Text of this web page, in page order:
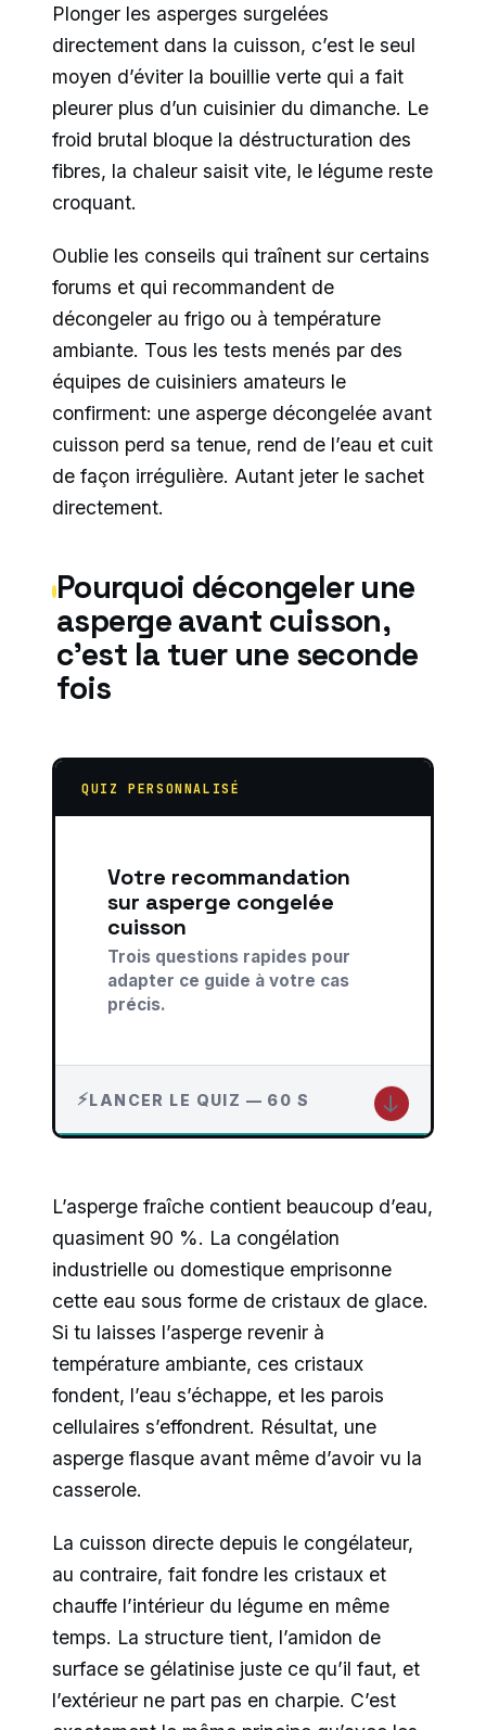
Plonger les asperges surgelées
directement dans la cuisson, c’est le seul
moyen d’éviter la bouillie verte qui a fait
pleurer plus d’un cuisinier du dimanche. Le
froid brutal bloque la déstructuration des
fibres, la chaleur saisit vite, le légume reste
croquant.
Oublie les conseils qui traînent sur certains
forums et qui recommandent de
décongeler au frigo ou à température
ambiante. Tous les tests menés par des
équipes de cuisiniers amateurs le
confirment: une asperge décongelée avant
cuisson perd sa tenue, rend de l’eau et cuit
de façon irrégulière. Autant jeter le sachet
directement.
Pourquoi décongeler une
asperge avant cuisson,
c’est la tuer une seconde
fois
QUIZ PERSONNALISÉ
Votre recommandation
sur asperge congelée
cuisson
Trois questions rapides pour
adapter ce guide à votre cas
précis.
LANCER LE QUIZ — 60 S ↓
L’asperge fraîche contient beaucoup d’eau,
quasiment 90 %. La congélation
industrielle ou domestique emprisonne
cette eau sous forme de cristaux de glace.
Si tu laisses l’asperge revenir à
température ambiante, ces cristaux
fondent, l’eau s’échappe, et les parois
cellulaires s’effondrent. Résultat, une
asperge flasque avant même d’avoir vu la
casserole.
La cuisson directe depuis le congélateur,
au contraire, fait fondre les cristaux et
chauffe l’intérieur du légume en même
temps. La structure tient, l’amidon de
surface se gélatinise juste ce qu’il faut, et
l’extérieur ne part pas en charpie. C’est